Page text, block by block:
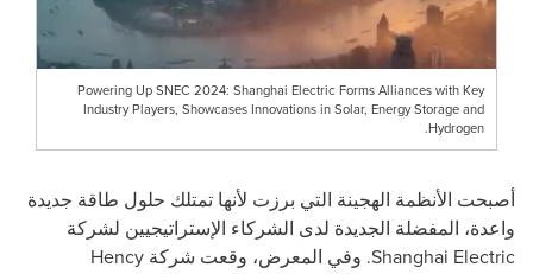
Powering Up SNEC 2024: Shanghai Electric Forms Alliances with Key
Industry Players, Showcases Innovations in Solar, Energy Storage and
Hydrogen.
أصبحت الأنظمة الهجينة التي برزت لأنها تمتلك حلول طاقة جديدة
واعدة، المفضلة الجديدة لدى الشركاء الإستراتيجيين لشركة
Shanghai Electric. وفي المعرض، وقعت شركة Hency